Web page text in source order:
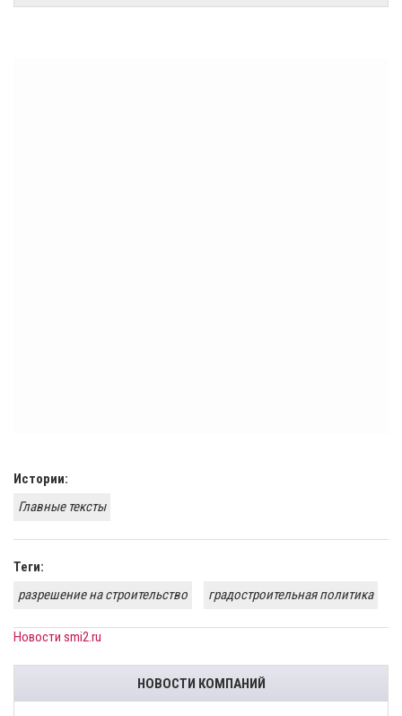
Истории:
Главные тексты
Теги:
разрешение на строительство
градостроительная политика
Новости smi2.ru
НОВОСТИ КОМПАНИЙ